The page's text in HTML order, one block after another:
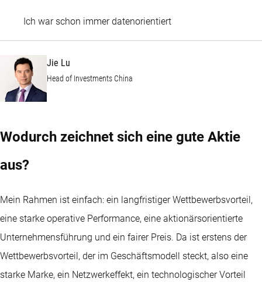
Ich war schon immer datenorientiertJie Lu
Jie Lu
Head of Investments China
Wodurch zeichnet sich eine gute Aktie
aus?
Mein Rahmen ist einfach: ein langfristiger Wettbewerbsvorteil,
eine starke operative Performance, eine aktionärsorientierte
Unternehmensführung und ein fairer Preis. Da ist erstens der
Wettbewerbsvorteil, der im Geschäftsmodell steckt, also eine
starke Marke, ein Netzwerkeffekt, ein technologischer Vorteil